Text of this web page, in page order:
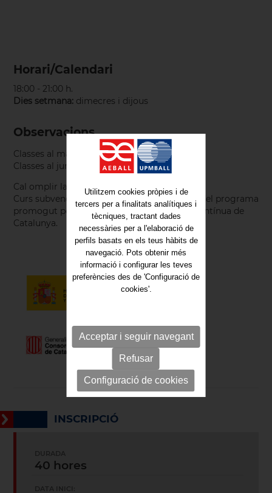
Horari/Calendari
18:00 - 21:00 h.
Dies setmana: dimecres i dijous
Observacions
Classes al maig: 6, 7, 13, 14, 20, 21, 27 i 28
Classes al juny: 3, 4, 10, 11 i 17
Cal omplir la fitxa d’inscripció.
Curs subvencionat. Accions realitzades dins del programa
promogut pel Consorci per a la Formació Contínua de
Catalunya.
INSCRIPCIÓ
40 hores
Utilitzem cookies pròpies i de
tercers per a finalitats analítiques i
tècniques, tractant dades
necessàries per a l'elaboració de
perfils basats en els teus hàbits de
navegació. Pots obtenir més
informació i configurar les teves
preferències des de 'Configuració de
cookies'.
Acceptar i seguir navegant
Refusar
Configuració de cookies